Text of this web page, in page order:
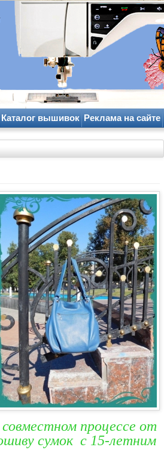
Каталог вышивок Реклама на сайте
процессе от
сумок с 15-летним